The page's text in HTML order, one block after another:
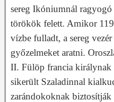
sereg Ikóniumnál ragyogó
törökök felett. Amikor
vízbe fulladt, a sereg
győzelmeket aratni.
II. Fülöp francia királynak
sikerült Szaladinnal
zarándokoknak biztosítják